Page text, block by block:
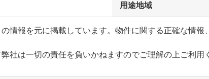
用途地域
の情報を元に掲載しています。物件に関する正確な情
社は一切の責任を負いかねますのでご理解の上ご利用